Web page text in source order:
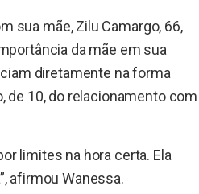
sua mãe, Zilu Camargo, 66,
da mãe em sua
diretamente na forma
de 10, do relacionamento com
limites na hora certa. Ela
afirmou Wanessa.